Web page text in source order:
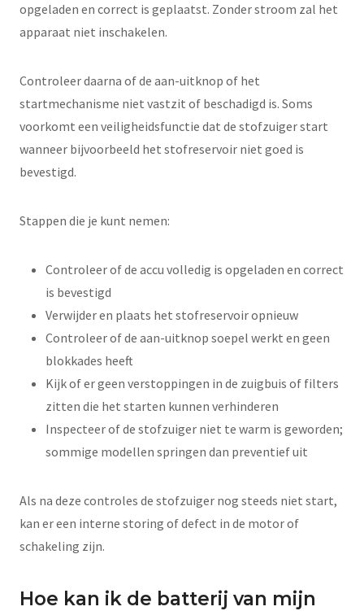
opgeladen en correct is geplaatst. Zonder stroom zal het
apparaat niet inschakelen.
Controleer daarna of de aan-uitknop of het
startmechanisme niet vastzit of beschadigd is. Soms
voorkomt een veiligheidsfunctie dat de stofzuiger start
wanneer bijvoorbeeld het stofreservoir niet goed is
bevestigd.
Stappen die je kunt nemen:
Controleer of de accu volledig is opgeladen en correct
is bevestigd
Verwijder en plaats het stofreservoir opnieuw
Controleer of de aan-uitknop soepel werkt en geen
blokkades heeft
Kijk of er geen verstoppingen in de zuigbuis of filters
zitten die het starten kunnen verhinderen
Inspecteer of de stofzuiger niet te warm is geworden;
sommige modellen springen dan preventief uit
Als na deze controles de stofzuiger nog steeds niet start,
kan er een interne storing of defect in de motor of
schakeling zijn.
Hoe kan ik de batterij van mijn